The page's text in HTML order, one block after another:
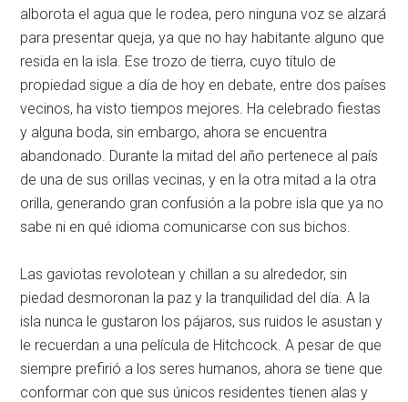
alborota el agua que le rodea, pero ninguna voz se alzará
para presentar queja, ya que no hay habitante alguno que
resida en la isla. Ese trozo de tierra, cuyo título de
propiedad sigue a día de hoy en debate, entre dos países
vecinos, ha visto tiempos mejores. Ha celebrado fiestas
y alguna boda, sin embargo, ahora se encuentra
abandonado. Durante la mitad del año pertenece al país
de una de sus orillas vecinas, y en la otra mitad a la otra
orilla, generando gran confusión a la pobre isla que ya no
sabe ni en qué idioma comunicarse con sus bichos.
Las gaviotas revolotean y chillan a su alrededor, sin
piedad desmoronan la paz y la tranquilidad del día. A la
isla nunca le gustaron los pájaros, sus ruidos le asustan y
le recuerdan a una película de Hitchcock. A pesar de que
siempre prefirió a los seres humanos, ahora se tiene que
conformar con que sus únicos residentes tienen alas y